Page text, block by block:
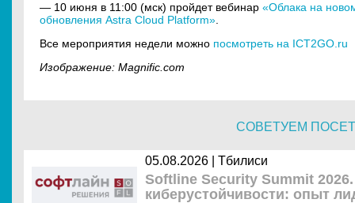
— 10 июня в 11:00 (мск) пройдет вебинар «Облака на
обновления Astra Cloud Platform»
Все мероприятия недели можно посмотреть на ICT2GO.ru
Изображение: Magnific.com
СОВЕТУЕМ
05.08.2026 | Тбилиси
Softline Security Summit
киберустойчивости: опыт